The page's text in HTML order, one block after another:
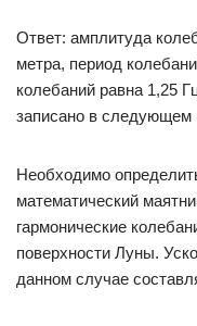
Ответ: амплитуда
метра, период
колебаний равна 1,25
записано в следующем
Необходимо
математический
гармонические
поверхности Луны.
данном случае